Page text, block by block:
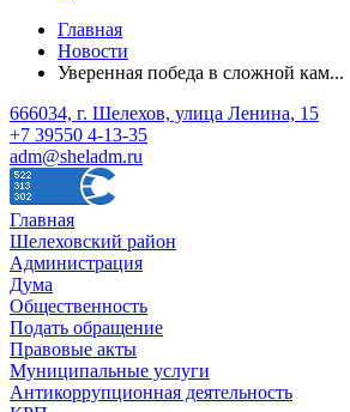
Главная
Новости
Уверенная победа в сложной кам...
666034, г. Шелехов, улица Ленина, 15
+7 39550 4-13-35
adm@sheladm.ru
Главная
Шелеховский район
Администрация
Дума
Общественность
Подать обращение
Правовые акты
Муниципальные услуги
Антикоррупционная деятельность